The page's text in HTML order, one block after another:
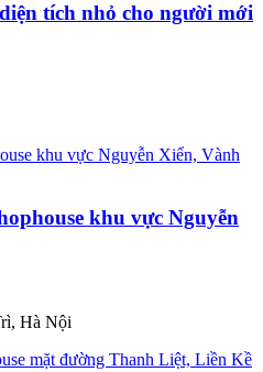
tích nhỏ cho người mới
khu vực Nguyễn
Hà Nội